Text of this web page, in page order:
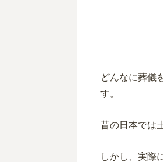
どんなに葬儀
す。
昔の日本では
しかし、実際